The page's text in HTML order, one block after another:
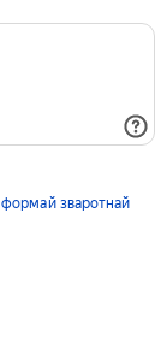
формай зваротнай